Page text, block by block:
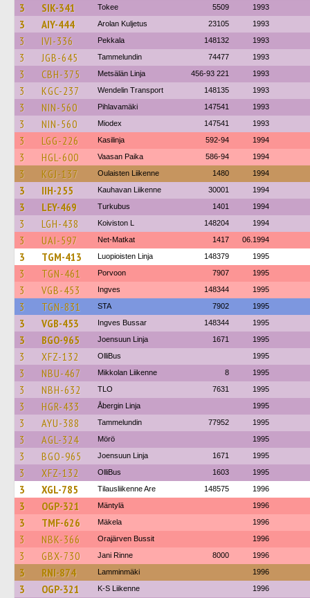
3 SIK-341 Tokee 5509 1993
3 AIY-444 Arolan Kuljetus 23105 1993
3 IVI-336 Pekkala 148132 1993
3 JGB-645 Tammelundin 74477 1993
3 CBH-375 Metsälän Linja 456-93 221 1993
3 KGC-237 Wendelin Transport 148135 1993
3 NIN-560 Pihlavamäki 147541 1993
3 NIN-560 Miodex 147541 1993
3 LGG-226 Kasilinja 592-94 1994
3 HGL-600 Vaasan Paika 586-94 1994
3 KGJ-137 Oulaisten Liikenne 1480 1994
3 IIH-255 Kauhavan Liikenne 30001 1994
3 LEY-469 Turkubus 1401 1994
3 LGH-438 Koiviston L 148204 1994
3 UAI-597 Net-Matkat 1417 06.1994
3 TGM-413 Luopioisten Linja 148379 1995
3 TGN-461 Porvoon 7907 1995
3 VGB-453 Ingves 148344 1995
3 TGN-831 STA 7902 1995
3 VGB-453 Ingves Bussar 148344 1995
3 BGO-965 Joensuun Linja 1671 1995
3 XFZ-132 OlliBus 1995
3 NBU-467 Mikkolan Liikenne 8 1995
3 NBH-632 TLO 7631 1995
3 HGR-433 Åbergin Linja 1995
3 AYU-388 Tammelundin 77952 1995
3 AGL-324 Mörö 1995
3 BGO-965 Joensuun Linja 1671 1995
3 XFZ-132 OlliBus 1603 1995
3 XGL-785 Tilausliikenne Are 148575 1996
3 OGP-321 Mäntylä 1996
3 TMF-626 Mäkela 1996
3 NBK-366 Orajärven Bussit 1996
3 GBX-730 Jani Rinne 8000 1996
3 RNI-874 Lamminmäki 1996
3 OGP-321 K-S Liikenne 1996